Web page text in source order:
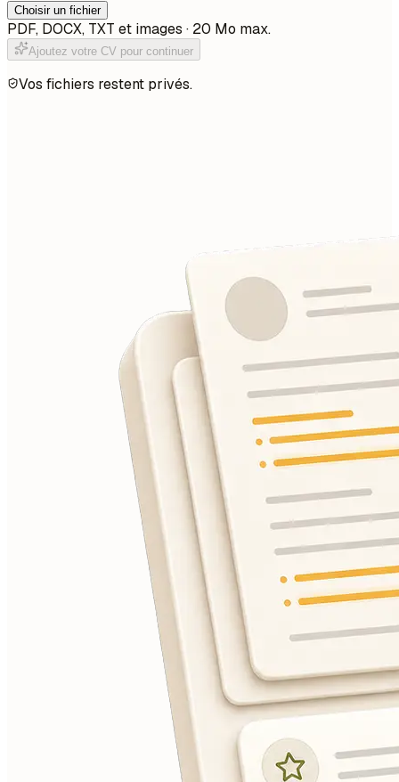
Choisir un fichier
PDF, DOCX, TXT et images · 20 Mo max.
Ajoutez votre CV pour continuer
Vos fichiers restent privés.